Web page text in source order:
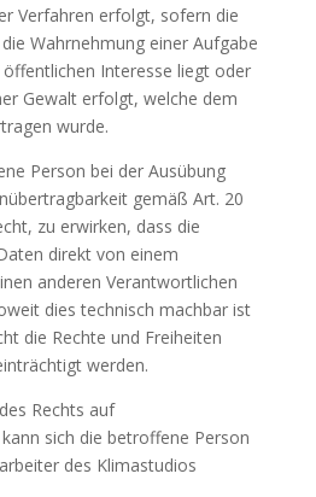
Verfahren erfolgt, sofern die
Wahrnehmung einer Aufgabe
Interesse liegt oder
Gewalt erfolgt, welche dem
wurde.
Person bei der Ausübung
gemäß Art. 20
zu erwirken, dass die
direkt von einem
anderen Verantwortlichen
dies technisch machbar ist
die Rechte und Freiheiten
werden.
Rechts auf
sich die betroffene Person
des Klimastudios